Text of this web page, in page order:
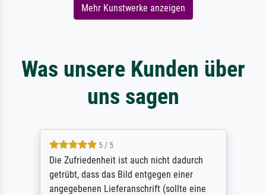
Mehr Kunstwerke anzeigen
Was unsere Kunden über
uns sagen
5 / 5
Die Zufriedenheit ist auch nicht dadurch
getrübt, dass das Bild entgegen einer
angegebenen Lieferanschrift (sollte eine